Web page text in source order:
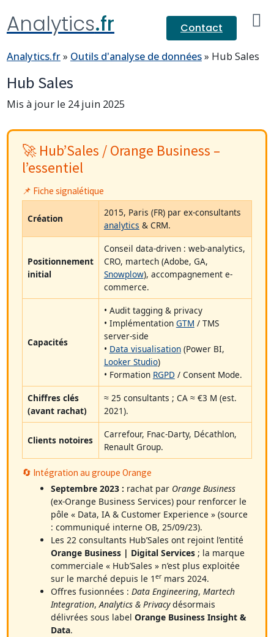
Analytics.fr
Contact
Analytics.fr» Outils d'analyse de données» Hub Sales
Hub Sales
Mis à jour le 24 juin 2025
🚀 Hub’Sales / Orange Business –
l’essentiel
📌 Fiche signalétique
Création
2015, Paris (FR) par ex-consultants
analytics & CRM.
Positionnement
initial
Conseil data-driven : web-analytics,
CRO, martech (Adobe, GA,
Snowplow), accompagnement e-
commerce.
Capacités
• Audit tagging & privacy
• Implémentation GTM / TMS
server-side
• Data visualisation(Power BI,
Looker Studio)
• Formation RGPD / Consent Mode.
Chiffres clés
(avant rachat)
≈ 25 consultants ; CA ≈ €3 M (est.
2021).
Clients notoires
Carrefour, Fnac-Darty, Décathlon,
Renault Group.
🔄 Intégration au groupe Orange
Septembre 2023 : rachat par Orange Business
(ex-Orange Business Services) pour renforcer le
pôle « Data, IA & Customer Experience » (source
: communiqué interne OB, 25/09/23).
Les 22 consultants Hub’Sales ont rejoint l’entité
Orange Business | Digital Services ; la marque
commerciale « Hub’Sales » n’est plus exploitée
sur le marché depuis le 1er mars 2024.
Offres fusionnées :Data Engineering,Martech
Integration,Analytics & Privacydésormais
délivrées sous labelOrange Business Insight &
Data.